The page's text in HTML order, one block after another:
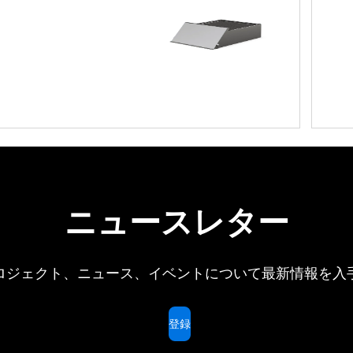
ニュースレター
ジェクト、ニュース、イベントについて最新情報を入
登録